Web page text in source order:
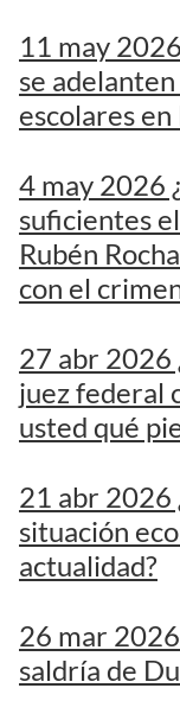
11 may
se
escolares
4 may 2026
suficientes
Rubén
con el
27 abr 2026
juez federal
usted qué
21 abr 2026
situación
actualidad?
26 mar
saldría de